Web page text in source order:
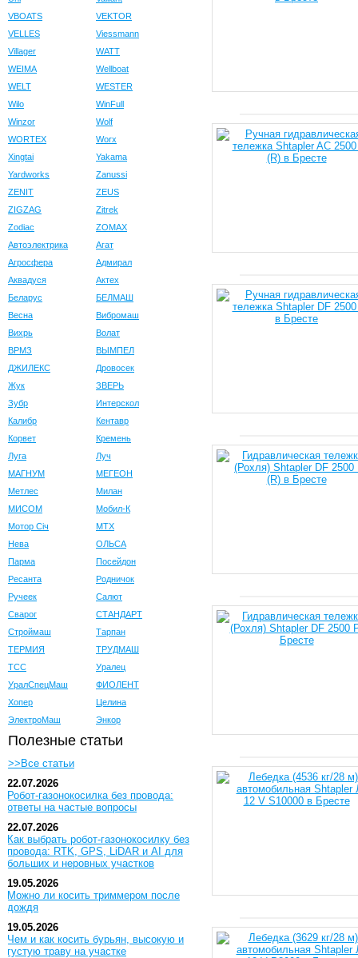
VBOATS
VEKTOR
VELLES
Viessmann
Villager
WATT
WEIMA
Wellboat
WELT
WESTER
Wilo
WinFull
Winzor
Wolf
WORTEX
Worx
Xingtai
Yakama
Yardworks
Zanussi
ZENIT
ZEUS
ZIGZAG
Zitrek
Zodiac
ZOMAX
Автоэлектрика
Агат
Агросфера
Адмирал
Аквадуся
Актех
Беларус
БЕЛМАШ
Весна
Вибромаш
Вихрь
Волат
ВРМЗ
ВЫМПЕЛ
ДЖИЛЕКС
Дровосек
Жук
ЗВЕРЬ
Зубр
Интерскол
Калибр
Кентавр
Корвет
Кремень
Луга
Луч
МАГНУМ
МЕГЕОН
Метлес
Милан
МИСОМ
Мобил-К
Мотор Сiч
МТХ
Нева
ОЛЬСА
Парма
Посейдон
Ресанта
Родничок
Ручеек
Салют
Сварог
СТАНДАРТ
Строймаш
Тарпан
ТЕРМИЯ
ТРУДМАШ
ТСС
Уралец
УралСпецМаш
ФИОЛЕНТ
Хопер
Целина
ЭлектроМаш
Энкор
Полезные статьи
>>Все статьи
22.07.2026
Робот-газонокосилка без провода:
ответы на частые вопросы
22.07.2026
Как выбрать робот-газонокосилку без
провода: RTK, GPS, LiDAR и AI для
больших и неровных участков
19.05.2026
Можно ли косить триммером после
дождя
19.05.2026
Чем и как косить бурьян, высокую и
густую траву на участке